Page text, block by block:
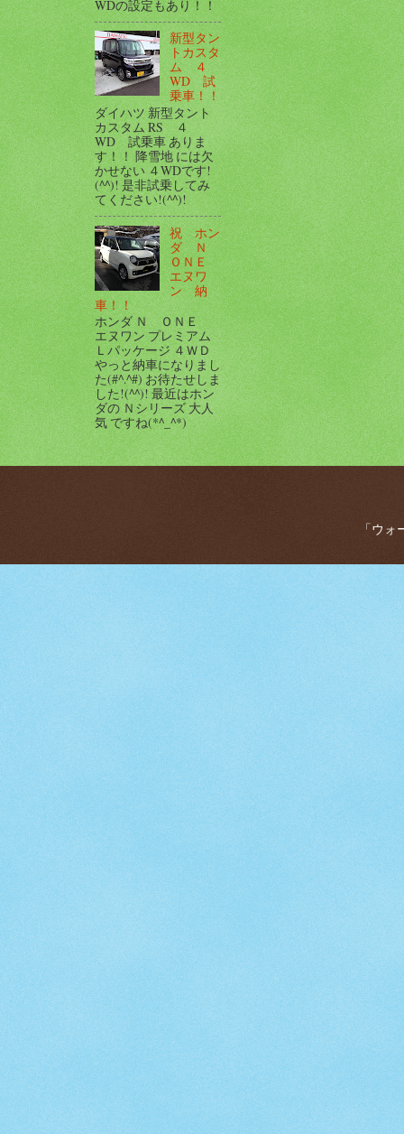
WDの設定もあり！！
新型タン
トカスタ
ム ４
WD 試
乗車！！
ダイハツ 新型タント
カスタム RS ４
WD 試乗車 ありま
す！！ 降雪地 には欠
かせない ４WDです!
(^^)! 是非試乗してみ
てください!(^^)!
祝 ホン
ダ Ｎ
ＯＮＥ
エヌワ
ン 納
車！！
ホンダ Ｎ ＯＮＥ
エヌワン プレミアム
Ｌパッケージ ４ＷＤ
やっと納車になりまし
た(#^.^#) お待たせしま
した!(^^)! 最近はホン
ダの Ｎシリーズ 大人
気 ですね(*^_^*)
「ウ